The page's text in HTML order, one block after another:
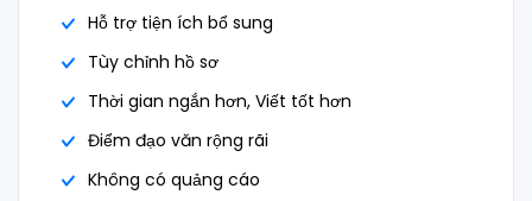
Hỗ trợ tiện ích bổ sung
Tùy chỉnh hồ sơ
Thời gian ngắn hơn, Viết tốt hơn
Điểm đạo văn rộng rãi
Không có quảng cáo